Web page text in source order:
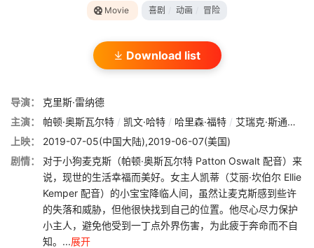
Movie 喜剧 动画 冒险
Download list
导演：
克里斯·雷纳德
主演：
帕顿·奥斯瓦尔特 / 凯文·哈特 / 哈里森·福特 / 艾瑞克·斯通斯崔特
上映：
2019-07-05(中国大陆),2019-06-07(美国)
剧情：
对于小狗麦克斯（帕顿·奥斯瓦尔特 Patton Oswalt 配音）来
说，现世的生活幸福而美好。女主人凯蒂（艾丽·坎伯尔 Ellie
Kemper 配音）的小宝宝降临人间，虽然让麦克斯感到些许
的失落和威胁，但他很快找到自己的位置。他尽心尽力保护
小主人，避免他受到一丁点外界伤害，为此疲于奔命而不自
知。...展开